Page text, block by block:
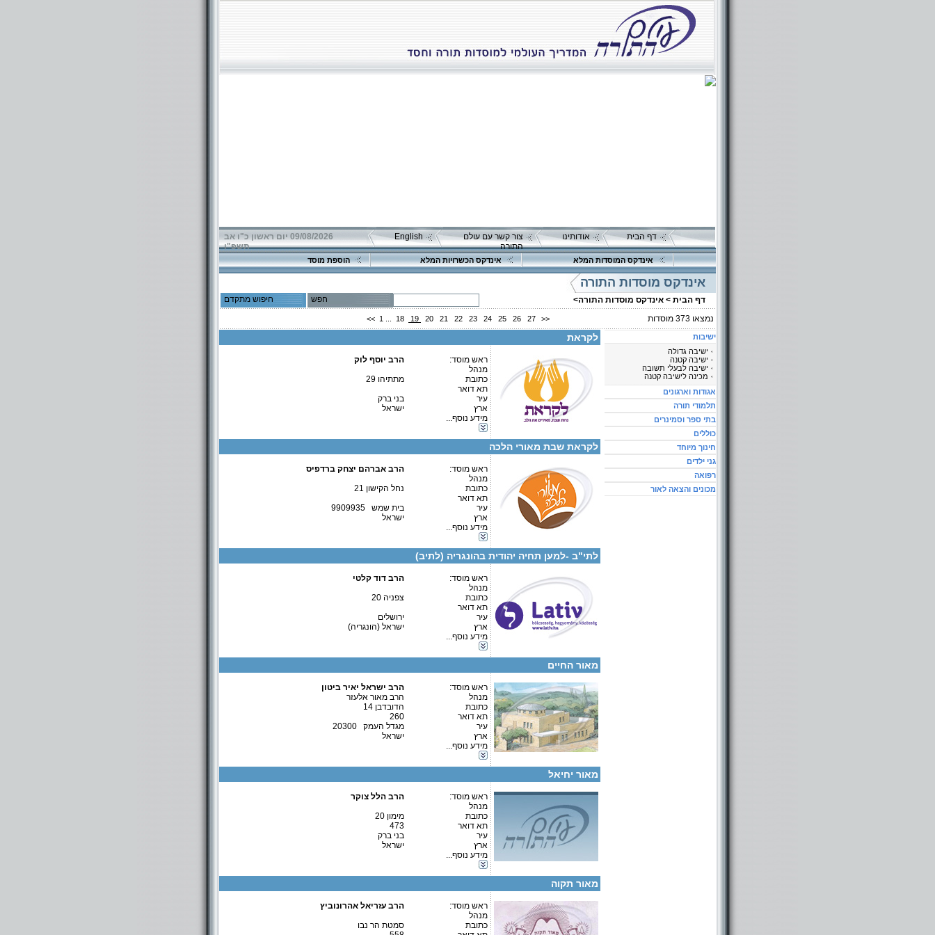
דף הבית אודותינו
צור קשר עם עולם
התורה
English
09/08/2026 יום ראשון כ"ו אב
תשפ"ו
אינדקס המוסדות המלא אינדקס הכשרויות המלא הוספת מוסד
אינדקס מוסדות התורה
דף הבית > אינדקס מוסדות התורה> חפש
חיפוש מתקדם
נמצאו 373 מוסדות << 1 18 19 20 21 22 23 24 25 26 27 >>
לקראת
ראש מוסד:
הרב יוסף לוק
מנהל
כתובת
מתתיהו 29
תא דואר
עיר
בני ברק
ארץ
ישראל
מידע נוסף...
טלפון 1:
טלפון 2:
איש קשר:
חלוקות ערכות נרות שבת וחלות בבתי חילוניים ברחבי הארץ.
לקראת שבת מאורי הלכה
ראש מוסד:
הרב אברהם יצחק ברדפיס
מנהל
כתובת
נחל הקישון 21
תא דואר
עיר
בית שמש 9909935
ארץ
ישראל
מידע נוסף...
טלפון 1:
טלפון 2:
איש קשר:
הרב אברהם יצחק ברדפיס שליט"א
עמותת קהל לתורה והלכה
לתי"ב -למען תחיה יהודית בהונגריה (לתיב)
ראש מוסד:
הרב דוד קלטי
מנהל
כתובת
צפניה 20
תא דואר
עיר
ירושלים
ארץ
ישראל (הונגריה)
מידע נוסף...
פרטים נוספים:
טלפון 1:
טלפון 2:
פקס
מספר עמותה:
קטגוריות:
מאור החיים
ראש מוסד:
הרב ישראל יאיר ביטון
מנהל
הרב מאור אלעזר
כתובת
הדובדבן 14
תא דואר
260
עיר
מגדל העמק 20300
ארץ
ישראל
מידע נוסף...
פרטים נוספים:
טלפון 1:
טלפון 2:
פקס
קטגוריות:
אגודות וארגונים-יהדות
מאור יחיאל
ראש מוסד:
הרב הלל צוקר
מנהל
כתובת
מימון 20
תא דואר
473
עיר
בני ברק
ארץ
ישראל
מידע נוסף...
פרטים נוספים:
טלפון 1:
טלפון 2:
פקס
מספר עמותה:
קטגוריות:
אגודות וארגונים-יהדות
אגודות וארגונים-חסד
מאור תקוה
ראש מוסד:
הרב עזריאל אהרונוביץ
מנהל
כתובת
סמטת הר נבו
טלפון 1:
טלפון 2:
איש קשר:
ישיבות
ישיבה גדולה
ישיבה קטנה
ישיבה לבעלי תשובה
מכינה לישיבה קטנה
אגודות וארגונים
תלמודי תורה
בתי ספר וסמינרים
כוללים
חינוך מיוחד
גני ילדים
רפואה
מכונים והצאה לאור